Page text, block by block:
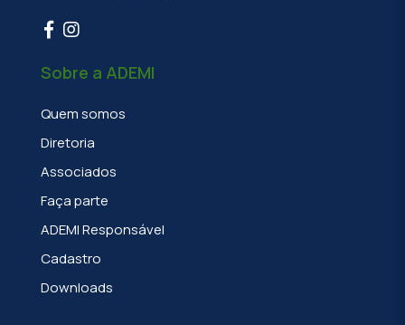
Sobre a ADEMI
Quem somos
Diretoria
Associados
Faça parte
ADEMI Responsável
Cadastro
Downloads